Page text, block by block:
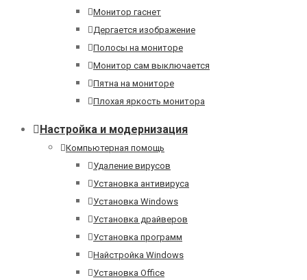
Монитор гаснет
Дергается изображение
Полосы на мониторе
Монитор сам выключается
Пятна на мониторе
Плохая яркость монитора
Настройка и модернизация
Компьютерная помощь
Удаление вирусов
Установка антивируса
Установка Windows
Установка драйверов
Установка программ
Найстройка Windows
Установка Office